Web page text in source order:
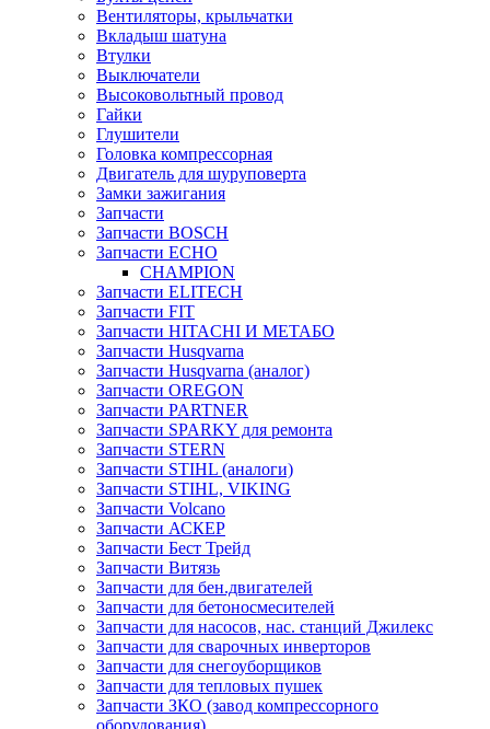
Вентиляторы, крыльчатки
Вкладыш шатуна
Втулки
Выключатели
Высоковольтный провод
Гайки
Глушители
Головка компрессорная
Двигатель для шуруповерта
Замки зажигания
Запчасти
Запчасти BOSCH
Запчасти ECHO
CHAMPION
Запчасти ELITECH
Запчасти FIT
Запчасти HITACHI И МЕТАБО
Запчасти Husqvarna
Запчасти Husqvarna (аналог)
Запчасти OREGON
Запчасти PARTNER
Запчасти SPARKY для ремонта
Запчасти STERN
Запчасти STIHL (аналоги)
Запчасти STIHL, VIKING
Запчасти Volcano
Запчасти АСКЕР
Запчасти Бест Трейд
Запчасти Витязь
Запчасти для бен.двигателей
Запчасти для бетоносмесителей
Запчасти для насосов, нас. станций Джилекс
Запчасти для сварочных инверторов
Запчасти для снегоуборщиков
Запчасти для тепловых пушек
Запчасти ЗКО (завод компрессорного
оборудования)